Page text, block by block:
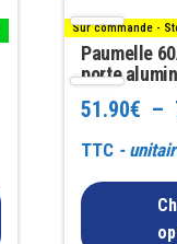
Sur commande -
Paumelle
porte
51.90€ –
TTC -
a
plusieurs
variations.
Les
être